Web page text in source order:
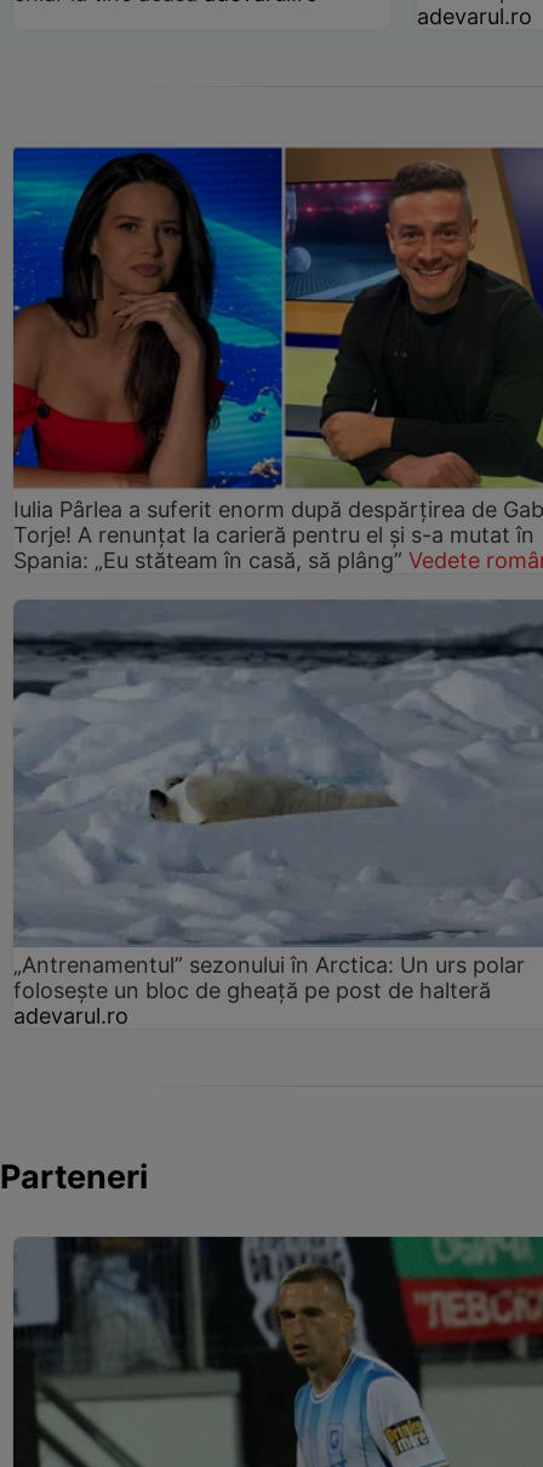
adevarul.ro
Iulia Pârlea a suferit enorm după despărțirea de
Torje! A renunțat la carieră pentru el și s-a mutat în
Spania: „Eu stăteam în casă, să plâng” Vedete
„Antrenamentul” sezonului în Arctica: Un urs polar
folosește un bloc de gheață pe post de halteră
adevarul.ro
Parteneri